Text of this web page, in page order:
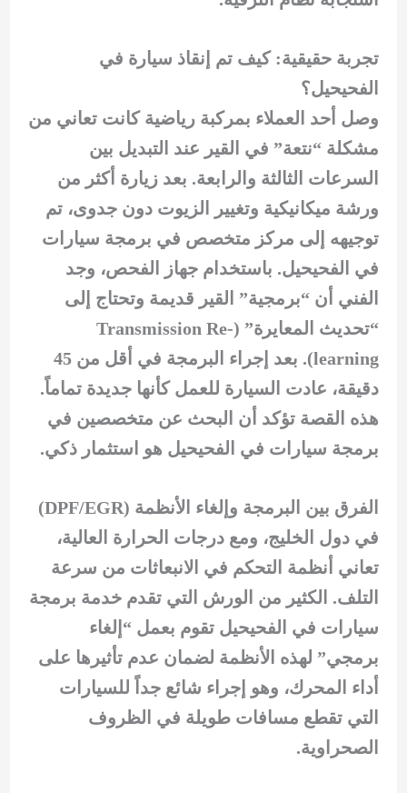
تجربة حقيقية: كيف تم إنقاذ سيارة في
الفحيحيل؟
وصل أحد العملاء بمركبة رياضية كانت تعاني من
مشكلة “نتعة” في القير عند التبديل بين
السرعات الثالثة والرابعة. بعد زيارة أكثر من
ورشة ميكانيكية وتغيير الزيوت دون جدوى، تم
توجيهه إلى مركز متخصص في برمجة سيارات
في الفحيحيل. باستخدام جهاز الفحص، وجد
الفني أن “برمجية” القير قديمة وتحتاج إلى
“تحديث المعايرة” (Transmission Re-
learning). بعد إجراء البرمجة في أقل من 45
دقيقة، عادت السيارة للعمل كأنها جديدة تماماً.
هذه القصة تؤكد أن البحث عن متخصصين في
برمجة سيارات في الفحيحيل هو استثمار ذكي.
الفرق بين البرمجة وإلغاء الأنظمة (DPF/EGR)
في دول الخليج، ومع درجات الحرارة العالية،
تعاني أنظمة التحكم في الانبعاثات من سرعة
التلف. الكثير من الورش التي تقدم خدمة برمجة
سيارات في الفحيحيل تقوم بعمل “إلغاء
برمجي” لهذه الأنظمة لضمان عدم تأثيرها على
أداء المحرك، وهو إجراء شائع جداً للسيارات
التي تقطع مسافات طويلة في الظروف
الصحراوية.